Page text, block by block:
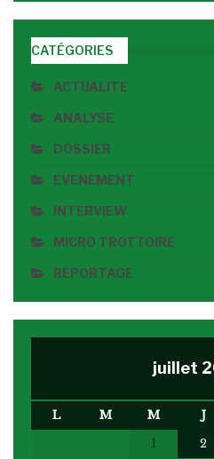
CATÉGORIES
ACTUALITE
ANALYSE
DOSSIER
EVENEMENT
INTERVIEW
MICRO TROTTOIRE
REPORTAGE
juillet
L M M J
1
2